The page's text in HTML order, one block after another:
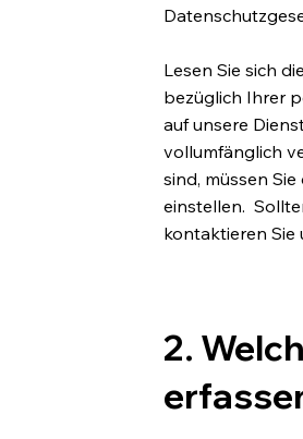
Lesen Sie sich
bezüglich Ihrer
auf unsere
vollumfänglich
sind, müssen
einstellen.
kontaktieren Sie
2.